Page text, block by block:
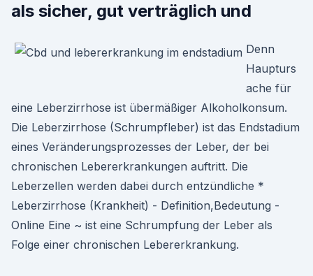
als sicher, gut verträglich und
Denn
Haupturs
ache für
eine Leberzirrhose ist übermäßiger Alkoholkonsum.
Die Leberzirrhose (Schrumpfleber) ist das Endstadium
eines Veränderungsprozesses der Leber, der bei
chronischen Lebererkrankungen auftritt. Die
Leberzellen werden dabei durch entzündliche *
Leberzirrhose (Krankheit) - Definition,Bedeutung -
Online Eine ~ ist eine Schrumpfung der Leber als
Folge einer chronischen Lebererkrankung.